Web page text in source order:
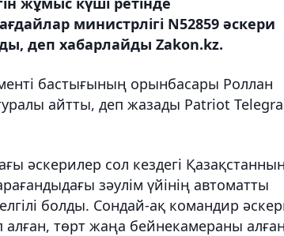
министрлігі N52859 әскери
деп хабарлайды Zakon.kz.
бастығының орынбасары Роллан
айтты, деп жазады Patriot
әскерилер сол кездегі
зәулім үйінің автоматты
болды. Сондай-ақ командир
төрт жаңа бейнекамераны